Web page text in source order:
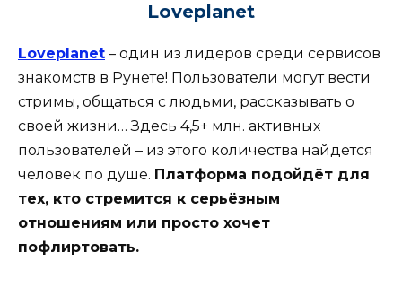
Loveplanet
Loveplanet – один из лидеров среди сервисов
знакомств в Рунете! Пользователи могут вести
стримы, общаться с людьми, рассказывать о
своей жизни… Здесь 4,5+ млн. активных
пользователей – из этого количества найдется
человек по душе. Платформа подойдёт для
тех, кто стремится к серьёзным
отношениям или просто хочет
пофлиртовать.